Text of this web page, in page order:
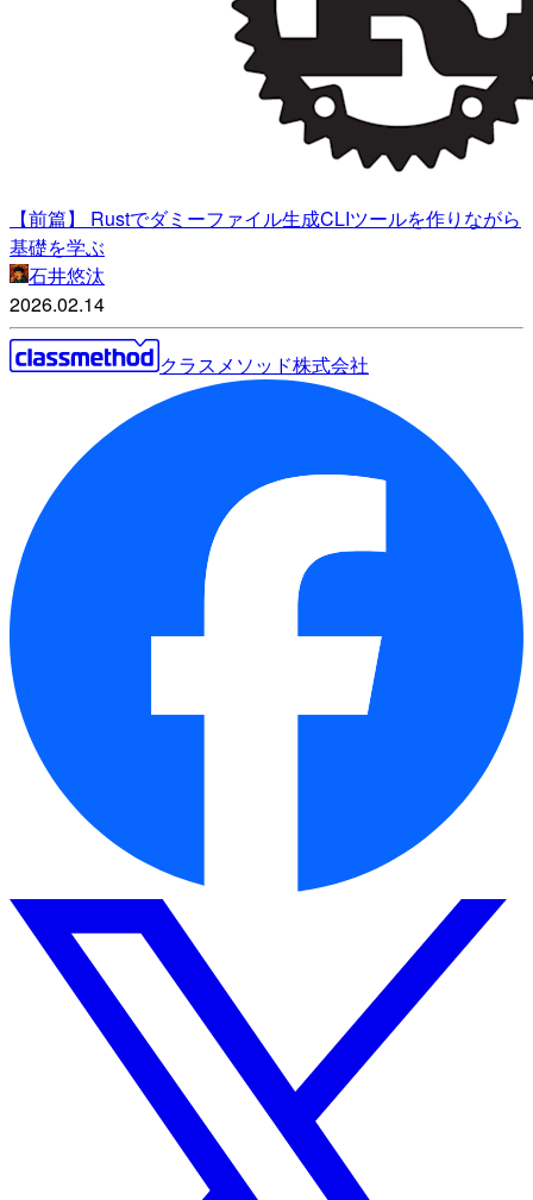
【前篇】 Rustでダミーファイル生成CLIツールを作りながら
基礎を学ぶ
石井悠汰
2026.02.14
クラスメソッド株式会社